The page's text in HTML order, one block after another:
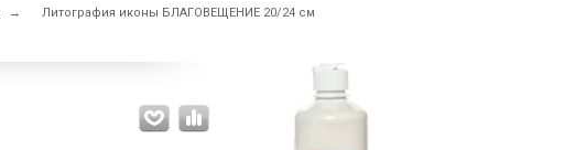
→ Литография иконы БЛАГОВЕЩЕНИЕ 20/24 см